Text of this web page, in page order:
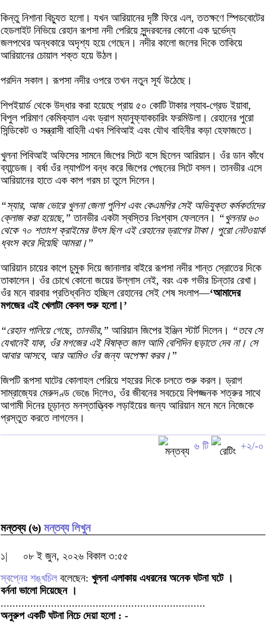
কিন্তু নিশানা বিচ্যুত হলো। যখন আরিয়ানের দৃষ্টি ফিরে এল, ততক্ষণে স্পিডবোটের
হেডলাইট নিভিয়ে রেহান রূপসা নদী পেরিয়ে সুন্দরবনের কোনো এক দুর্ভেদ্য
জলপথের অন্ধকারে অদৃশ্য হয়ে গেছেন। নদীর কালো জলের দিকে তাকিয়ে
আরিয়ানের চোয়াল শক্ত হয়ে উঠল।
পরদিন সকাল। রূপসা নদীর ওপরে তখন নতুন সূর্য উঠেছে।
শিপইয়ার্ড থেকে উদ্ধার করা হয়েছে প্রায় ৫০ কোটি টাকার ল্যাব-গ্রেড ইয়াবা,
বিপুল পরিমাণ কেমিক্যাল এবং ড্রাগ ম্যানুফ্যাকচারিং ফরমিউলা। রেহানের পুরো
সিন্ডিকেট ও সন্ত্রাসী বাহিনী এখন পিবিআই এবং যৌথ বাহিনীর কড়া হেফাজতে।
খুলনা পিবিআই অফিসের সামনে জিপের সিটে বসে ছিলেন আরিয়ান। ওঁর ডান কাঁধে
ব্যান্ডেজ। বর্ষা ওঁর ল্যাপটপ বন্ধ করে জিপের পেছনের সিটে বসল। তানভীর এসে
আরিয়ানের হাতে এক কাপ গরম চা তুলে দিলেন।
“স্যার, আজ ভোরে খুলনা জেলা পুলিশ এবং কেএমপির সেই অভিযুক্ত কর্মকর্তাদের
ক্লোজ করা হয়েছে,” তানভীর একটা স্বস্তির নিঃশ্বাস ফেললেন। “খুলনার ৬০
থেকে ৭০ শতাংশ ক্রাইমের উৎস ছিল এই রেহানের ড্রাগের টাকা। পুরো নেটওয়ার্ক
ধ্বংস করে দিয়েছি আমরা।”
আরিয়ান চায়ের কাপে চুমুক দিয়ে জানালার বাইরে রূপসা নদীর শান্ত স্রোতের দিকে
তাকালেন। ওঁর চোখে কোনো জয়ের উল্লাস নেই, বরং এক গভীর চিন্তার রেখা।
ওঁর মনে বারবার প্রতিধ্বনিত হচ্ছিল রেহানের সেই শেষ সংলাপ—‘আমাদের
মগজের এই খেলাটা কেবল শুরু হলো।’
“রেহান পালিয়ে গেছে, তানভীর,” আরিয়ান জিপের ইঞ্জিন স্টার্ট দিলেন। “তবে সে
যেখানেই যাক, ওঁর মগজের এই বিষাক্ত জাল আমি বেশিদিন ছড়াতে দেব না। সে
আবার আসবে, আর আমিও ওঁর জন্য অপেক্ষা করব।”
জিপটি রূপসা ঘাটের কোলাহল পেরিয়ে শহরের দিকে চলতে শুরু করল। ড্রাগ
সাম্রাজ্যের মেরুদণ্ড ভেঙে দিলেও, ওঁর জীবনের সবচেয়ে বিপজ্জনক শত্রুর সাথে
আগামী দিনের চূড়ান্ত মনস্তাত্ত্বিক লড়াইয়ের জন্য আরিয়ান মনে মনে নিজেকে
প্রস্তুত করতে লাগলেন।
৬ টি +২/-০
মন্তব্য (৬) মন্তব্য লিখুন
১|
০৮ ই জুন, ২০২৬ বিকাল ৩:৫৫
স্বপ্নের শঙ্খচিল বলেছেন: খুলনা এলাকায় এধরনের অনেক ঘটনা ঘটে ।
বর্ননা ভালো দিয়েছেন ।
.....................................................................
অনুরুপ একটি ঘটনা নিচে দেয়া হলো : -